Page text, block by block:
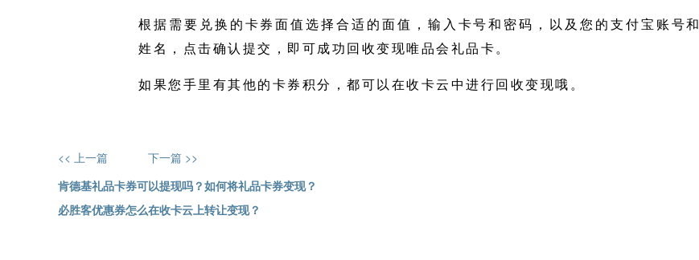
根据需要兑换的卡券面值选择合适的面值，输入卡号和密码，以及您的支付宝账号和
姓名，点击确认提交，即可成功回收变现唯品会礼品卡。
如果您手里有其他的卡券积分，都可以在收卡云中进行回收变现哦。
<< 上一篇
下一篇 >>
肯德基礼品卡券可以提现吗？如何将礼品卡券变现？
必胜客优惠券怎么在收卡云上转让变现？